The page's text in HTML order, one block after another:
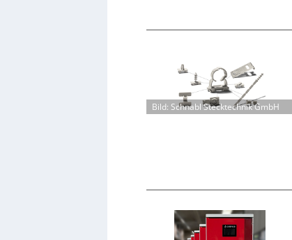
Bild: Schnabl Stecktechnik GmbH